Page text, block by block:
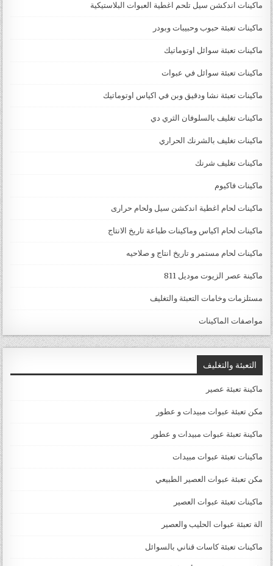
ماكينات اندكشن سيل تلحم اغطية العبوات البلاستيكية
ماكينات تعبئة حبوب وحبيبات وبودر
ماكينات تعبئة سوائل اوتوماتيك
ماكينات تعبئة سوائل في عبوات
ماكينات تعبئة نشا ودقيق وبن في اكياس اوتوماتيك
ماكينات تغليف بالسلوفان الثري دي
ماكينات تغليف بالشرنك الحراري
ماكينات تغليف شرنك
ماكينات فاكيوم
ماكينات لحام اغطية اندكشن سيل ولحام حرارى
ماكينات لحام اكياس وماكينات طباعة تاريخ الانتاج
ماكينات لحام مستمر و تاريخ انتاج و صلاحيه
ماكينة عصر الزيوت موديل 811
مستلزمات وخامات التعبئة والتغليف
مواصفات الماكينات
التعبئة والتغليف
ماكينة تعبئة عصير
مكن تعبئة عبوات مبيدات و عطور
ماكينة تعبئة عبوات مبيدات و عطور
ماكينات تعبئة عبوات مبيدات
مكن تعبئة عبوات العصير الطبيعي
ماكينات تعبئة عبوات العصير
الة تعبئة عبوات الحليب والعصير
ماكينات تعبئة كاسات قناني بالسوائل